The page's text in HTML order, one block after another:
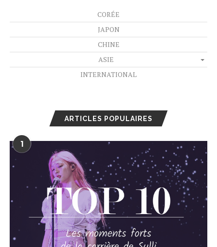
CORÉE
JAPON
CHINE
ASIE
INTERNATIONAL
ARTICLES POPULAIRES
1